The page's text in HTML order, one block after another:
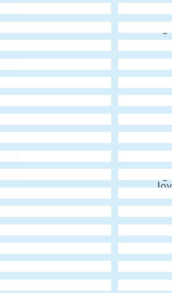
Joy
JS